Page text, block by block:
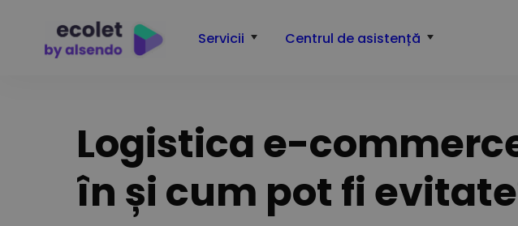
Servicii Centrul de asistență
Logistica e-
în și cum pot fi